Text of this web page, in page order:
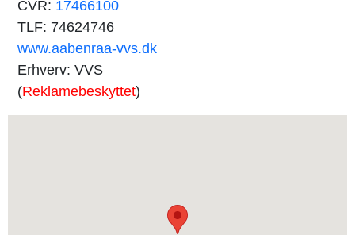
CVR: 17466100
TLF: 74624746
www.aabenraa-vvs.dk
Erhverv: VVS
(Reklamebeskyttet)